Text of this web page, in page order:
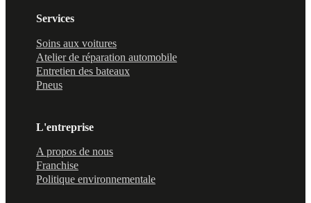
Services
Soins aux voitures
Atelier de réparation automobile
Entretien des bateaux
Pneus
L'entreprise
A propos de nous
Franchise
Politique environnementale